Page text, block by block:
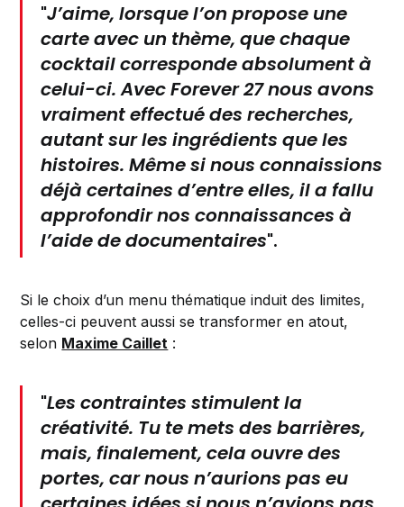
"J’aime, lorsque l’on propose une
carte avec un thème, que chaque
cocktail corresponde absolument à
celui-ci. AvecForever 27nous avons
vraiment effectué des recherches,
autant sur les ingrédients que les
histoires. Même si nous connaissions
déjà certaines d’entre elles, il a fallu
approfondir nos connaissances à
l’aide de documentaires".
Si le choix d’un menu thématique induit des limites,
celles-ci peuvent aussi se transformer en atout,
selon Maxime Caillet :
"Les contraintes stimulent la
créativité. Tu te mets des barrières,
mais, finalement, cela ouvre des
portes, car nous n’aurions pas eu